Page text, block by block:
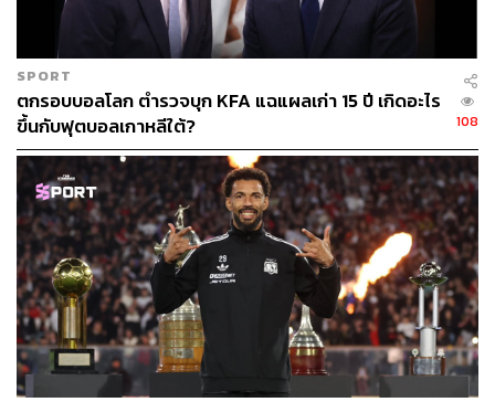
SPORT
ตกรอบบอลโลก ตำรวจบุก KFA แฉแผลเก่า 15 ปี เกิดอะไร
ขึ้นกับฟุตบอลเกาหลีใต้?
108